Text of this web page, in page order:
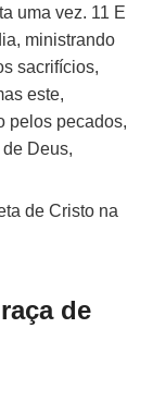
uma vez. 11 E
ministrando
sacrifícios,
este,
pelos pecados,
Deus,
de Cristo na
de